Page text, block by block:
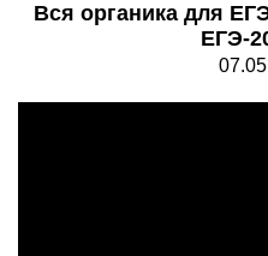
Вся органика для
ЕГЭ-